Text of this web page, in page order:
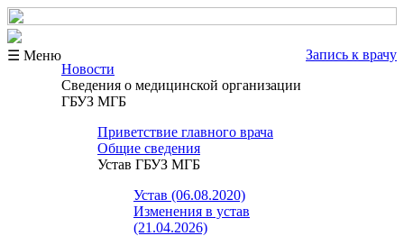
☰ Меню
Запись к врачу
Новости
Сведения о медицинской организации
ГБУЗ МГБ
Приветствие главного врача
Общие сведения
Устав ГБУЗ МГБ
Устав (06.08.2020)
Изменения в устав
(21.04.2026)